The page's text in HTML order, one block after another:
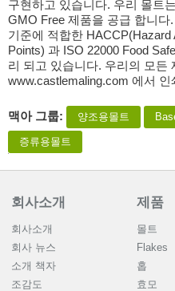
구현하고 있습니다. 우리 몰트
GMO Free 제품을 공급 합니
기준에 적합한
Points) 과 ISO 22000 Food
리 되고 있습니다. 우리의 모든
www.castlemaling.com 에서
맥아 그룹: 양조용몰트
증류용몰트
회사소개
회사소개
회사 뉴스
소개 책자
조감도
제품
몰트
Flakes
홉
효모